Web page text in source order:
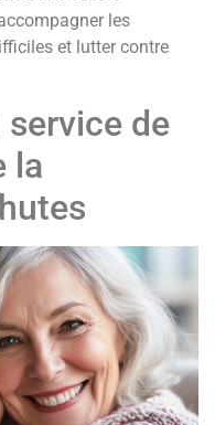
les
et lutter contre
de
la